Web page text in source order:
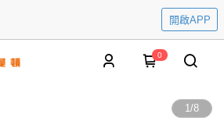
開啟APP
0
1/8